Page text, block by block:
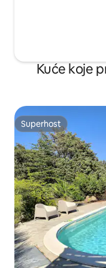
Kuće koje
Superhost
Superhost